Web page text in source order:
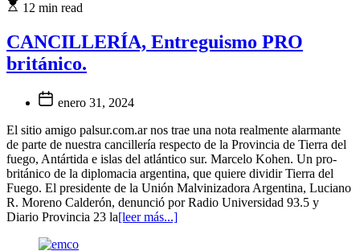
12 min read
CANCILLERÍA, Entreguismo PRO
británico.
enero 31, 2024
El sitio amigo palsur.com.ar nos trae una nota realmente alarmante
de parte de nuestra cancillería respecto de la Provincia de Tierra del
fuego, Antártida e islas del atlántico sur. Marcelo Kohen. Un pro-
británico de la diplomacia argentina, que quiere dividir Tierra del
Fuego. El presidente de la Unión Malvinizadora Argentina, Luciano
R. Moreno Calderón, denunció por Radio Universidad 93.5 y
Diario Provincia 23 la[leer más...]